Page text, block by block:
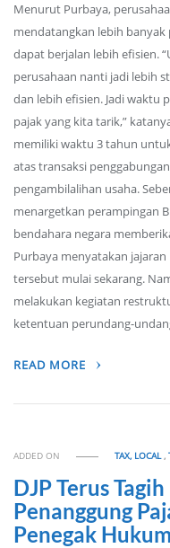
Menurut Purbaya,
mendatangkan lebih
dapat berjalan lebih efisien.
perusahaan nanti jadi lebih
dan lebih efisien. Jadi waktu
pajak yang kita tarik,”
memiliki waktu 3 tahun
atas transaksi
pengambilalihan usaha.
menargetkan perampingan
bendahara negara
Purbaya menyatakan
tersebut mulai sekarang.
melakukan kegiatan
ketentuan perundang-
READ MORE
ADDED ON TAX, LOCAL,
DJP Terus
Penanggung
Penegak